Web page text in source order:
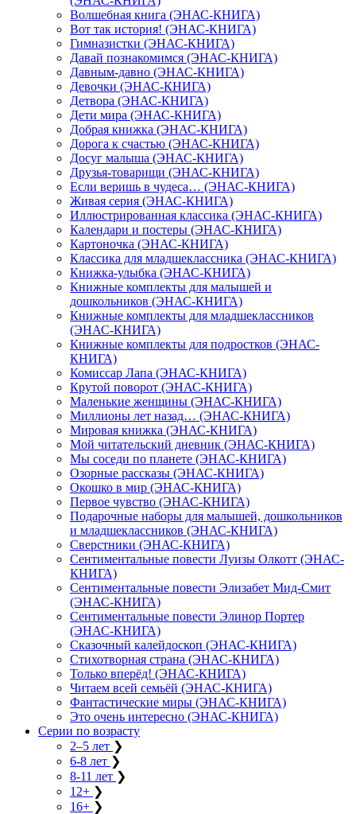
Волшебная книга (ЭНАС-КНИГА)
Вот так история! (ЭНАС-КНИГА)
Гимназистки (ЭНАС-КНИГА)
Давай познакомимся (ЭНАС-КНИГА)
Давным-давно (ЭНАС-КНИГА)
Девочки (ЭНАС-КНИГА)
Детвора (ЭНАС-КНИГА)
Дети мира (ЭНАС-КНИГА)
Добрая книжка (ЭНАС-КНИГА)
Дорога к счастью (ЭНАС-КНИГА)
Досуг малыша (ЭНАС-КНИГА)
Друзья-товарищи (ЭНАС-КНИГА)
Если веришь в чудеса… (ЭНАС-КНИГА)
Живая серия (ЭНАС-КНИГА)
Иллюстрированная классика (ЭНАС-КНИГА)
Календари и постеры (ЭНАС-КНИГА)
Картоночка (ЭНАС-КНИГА)
Классика для младшеклассника (ЭНАС-КНИГА)
Книжка-улыбка (ЭНАС-КНИГА)
Книжные комплекты для малышей и
дошкольников (ЭНАС-КНИГА)
Книжные комплекты для младшеклассников
(ЭНАС-КНИГА)
Книжные комплекты для подростков (ЭНАС-
КНИГА)
Комиссар Лапа (ЭНАС-КНИГА)
Крутой поворот (ЭНАС-КНИГА)
Маленькие женщины (ЭНАС-КНИГА)
Миллионы лет назад… (ЭНАС-КНИГА)
Мировая книжка (ЭНАС-КНИГА)
Мой читательский дневник (ЭНАС-КНИГА)
Мы соседи по планете (ЭНАС-КНИГА)
Озорные рассказы (ЭНАС-КНИГА)
Окошко в мир (ЭНАС-КНИГА)
Первое чувство (ЭНАС-КНИГА)
Подарочные наборы для малышей, дошкольников
и младшеклассников (ЭНАС-КНИГА)
Сверстники (ЭНАС-КНИГА)
Сентиментальные повести Луизы Олкотт (ЭНАС-
КНИГА)
Сентиментальные повести Элизабет Мид-Смит
(ЭНАС-КНИГА)
Сентиментальные повести Элинор Портер
(ЭНАС-КНИГА)
Сказочный калейдоскоп (ЭНАС-КНИГА)
Стихотворная страна (ЭНАС-КНИГА)
Только вперёд! (ЭНАС-КНИГА)
Читаем всей семьёй (ЭНАС-КНИГА)
Фантастические миры (ЭНАС-КНИГА)
Это очень интересно (ЭНАС-КНИГА)
Серии по возрасту
2–5 лет ❯
6-8 лет ❯
8-11 лет ❯
12+ ❯
16+ ❯